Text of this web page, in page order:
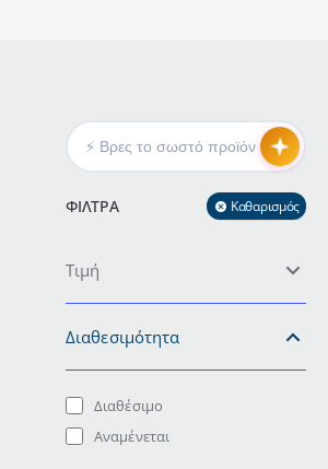
ΦΊΛΤΡΑ Καθαρισμός
Τιμή
Διαθεσιμότητα
Διαθέσιμο
Αναμένεται